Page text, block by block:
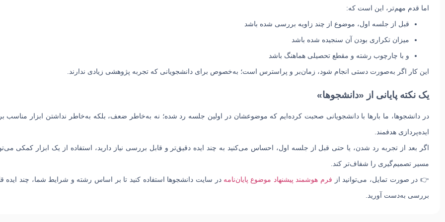
اما قدم مهم‌تر، این است که:
قبل از جلسه اول، موضوع از چند زاویه بررسی شده باشد
میزان تکراری بودن آن سنجیده شده باشد
و با چارچوب رشته و مقطع تحصیلی هماهنگ باشد
این کار اگر به‌صورت دستی انجام شود، زمان‌بر و پراسترس است؛ به‌خصوص برای دانشجویانی که تجربه پژوهشی زیادی ندارند.
یک نکته پایانی از «دانشجوها»
در دانشجوها، ما بارها با دانشجویانی صحبت کرده‌ایم که موضوعشان در اولین جلسه رد شده؛ نه به‌خاطر ضعف، بلکه به‌خاطر نداشتن ابزار مناسب
ایده‌پردازی هدفمند.
اگر بعد از تجربه رد شدن، یا حتی قبل از جلسه اول، احساس می‌کنید به چند ایده دقیق‌تر و قابل بررسی نیاز دارید، استفاده از یک ابزار کمکی
مسیر تصمیم‌گیری را شفاف‌تر کند.
👉 در صورت تمایل، می‌توانید از فرم هوشمند پیشنهاد موضوع پایان‌نامه در سایت دانشجوها استفاده کنید تا بر اساس رشته و شرایط شما، چند ایده
بررسی به‌دست آورید.